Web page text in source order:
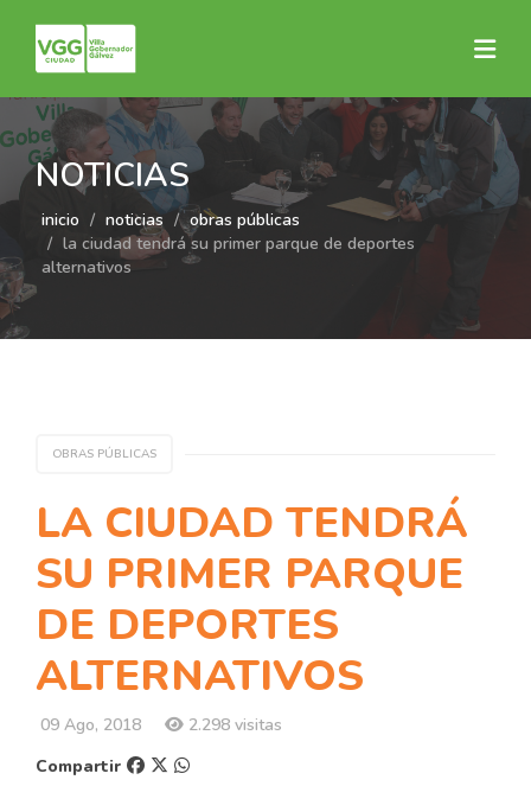
NOTICIAS
inicio noticias
obras públicas
la ciudad tendrá su primer parque de deportes
alternativos
OBRAS PÚBLICAS
LA CIUDAD TENDRÁ
SU PRIMER PARQUE
DE DEPORTES
ALTERNATIVOS
09 Ago, 2018
2.298 visitas
Compartir